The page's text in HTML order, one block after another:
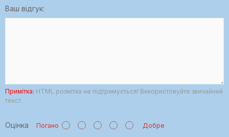
Ваш відгук:
Примітка: HTML розмітка не підтримується! Використовуйте звичайний
текст.
Оцінка Погано Добре